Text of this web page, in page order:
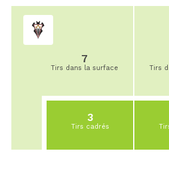
7
Tirs dans la surface
3
Tirs cadrés
Tirs